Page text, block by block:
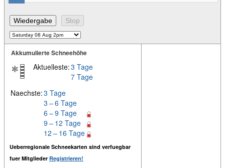
Akkumulierte Schneehöhe
Aktuelleste:3 Tage
7 Tage
Naechste:3 Tage
3 – 6 Tage
6 – 9 Tage
9 – 12 Tage
12 – 16 Tage
Ueberregionale Schneekarten sind verfuegbar
fuer Mitglieder Registrieren!